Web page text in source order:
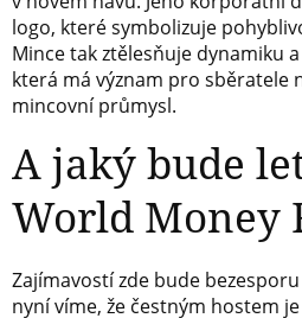
logo, které symbolizuje
Mince tak ztělesňuje dynamiku
která má význam pro sběratele
mincovní průmysl.
A jaký bude
World Money
Zajímavostí zde bude
nyní víme, že čestným hostem